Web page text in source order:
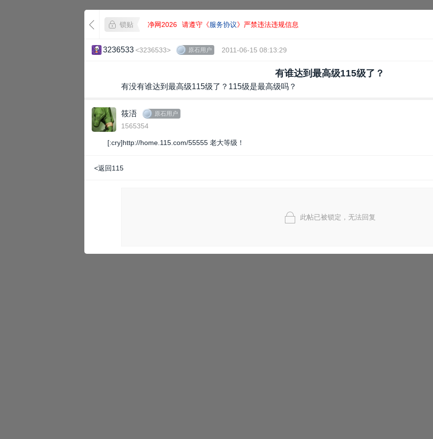
锁贴 净网2026 请遵守《服务协议》严禁违法违规信息
3236533<3236533> 原石用户 2011-06-15 08:13:29
有谁达到最高级115级了？
有没有谁达到最高级115级了？115级是最高级吗？
筱浯 原石用户
1565354
[:cry]http://home.115.com/55555 老大等级！
<返回115
此帖已被锁定，无法回复